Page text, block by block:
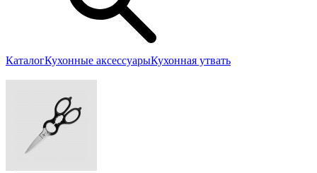
КаталогКухонные аксессуарыКухонная утвать